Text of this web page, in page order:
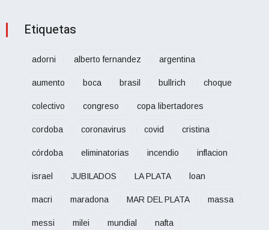
Etiquetas
adorni alberto fernandez argentina
aumento boca brasil bullrich choque
colectivo congreso copa libertadores
cordoba coronavirus covid cristina
córdoba eliminatorias incendio inflacion
israel JUBILADOS LA PLATA loan
macri maradona MAR DEL PLATA massa
messi milei mundial nafta